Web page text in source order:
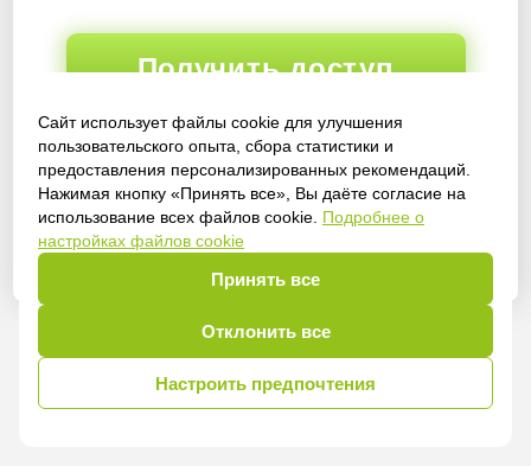
Сайт использует файлы cookie для улучшения
пользовательского опыта, сбора статистики и
предоставления персонализированных рекомендаций.
Нажимая кнопку «Принять все», Вы даёте согласие на
использование всех файлов cookie. Подробнее о
настройках файлов cookie
Принять все
Отклонить все
Настроить предпочтения
Получить доступ
Войти